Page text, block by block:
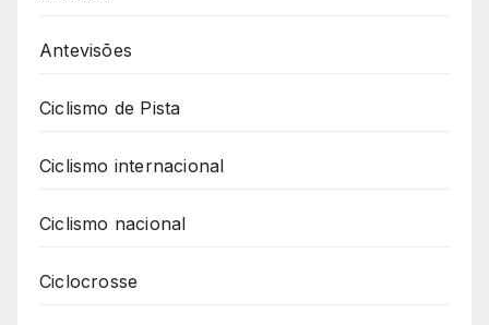
Antevisões
Ciclismo de Pista
Ciclismo internacional
Ciclismo nacional
Ciclocrosse